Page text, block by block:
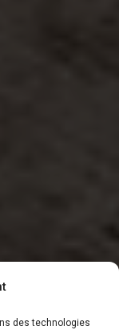
des technologies